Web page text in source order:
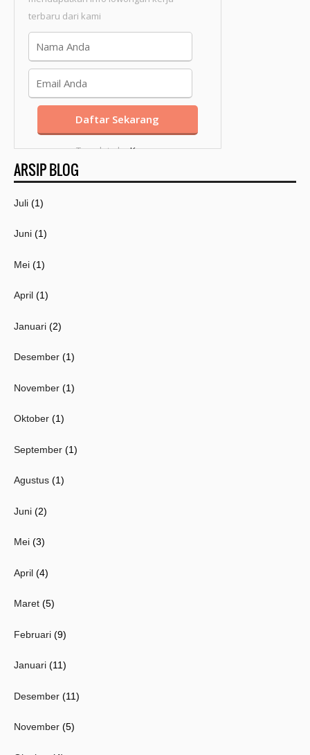
terbaru dari kami
Template byKang
Mousir
ARSIP BLOG
Juli (1)
Juni (1)
Mei (1)
April (1)
Januari (2)
Desember (1)
November (1)
Oktober (1)
September (1)
Agustus (1)
Juni (2)
Mei (3)
April (4)
Maret (5)
Februari (9)
Januari (11)
Desember (11)
November (5)